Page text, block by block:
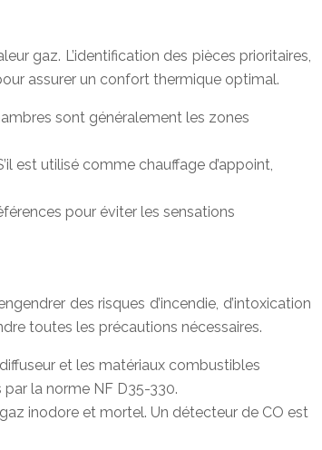
gaz. L’identification des pièces prioritaires,
assurer un confort thermique optimal.
sont généralement les zones
est utilisé comme chauffage d’appoint,
pour éviter les sensations
des risques d’incendie, d’intoxication
toutes les précautions nécessaires.
et les matériaux combustibles
la norme NF D35-330.
inodore et mortel. Un détecteur de CO est